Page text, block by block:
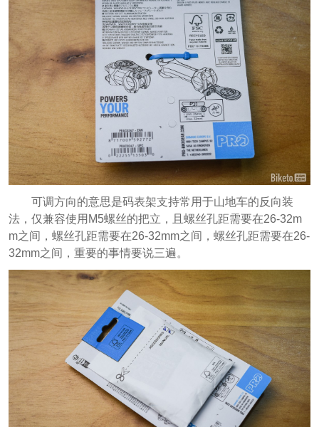
可调方向的意思是码表架支持常用于山地车的反向装
法，仅兼容使用M5螺丝的把立，且螺丝孔距需要在26-32m
m之间，螺丝孔距需要在26-32mm之间，螺丝孔距需要在26-
32mm之间，重要的事情要说三遍。